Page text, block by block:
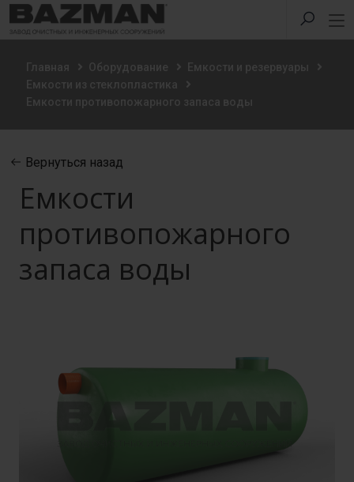
Главная Оборудование
Емкости и резервуары
Емкости из стеклопластика
Емкости противопожарного запаса воды
Вернуться назад
Емкости
противопожарного
запаса воды